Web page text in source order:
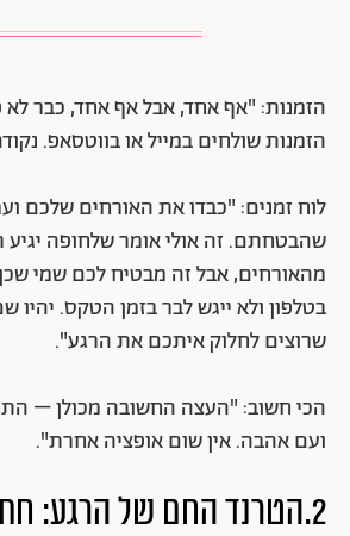
הזמנות: "אף אחד, אבל אף אחד, כבר לא
הזמנות שולחים במייל או בווטסאפ.
לוח זמנים: "כבדו את האורחים שלכם
שהבטחתם. זה אולי אומר שלחופה יגיע
מהאורחים, אבל זה מבטיח לכם שמי
בטלפון ולא ייגש לבר בזמן הטקס. יהיו
שרוצים לחלוק איתכם את הרגע".
הכי חשוב: "העצה החשובה מכולן –
ועם אהבה. אין שום אופציה אחרת".
2.הטרנד החם של הרגע: חתונה חברתית